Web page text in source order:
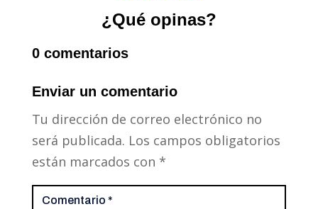
¿Qué opinas?
0 comentarios
Enviar un comentario
Tu dirección de correo electrónico no
será publicada. Los campos obligatorios
están marcados con *